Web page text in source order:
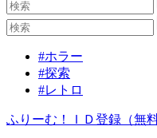
#ホラー
#探索
#レトロ
ふりーむ！ＩＤ登録（無料